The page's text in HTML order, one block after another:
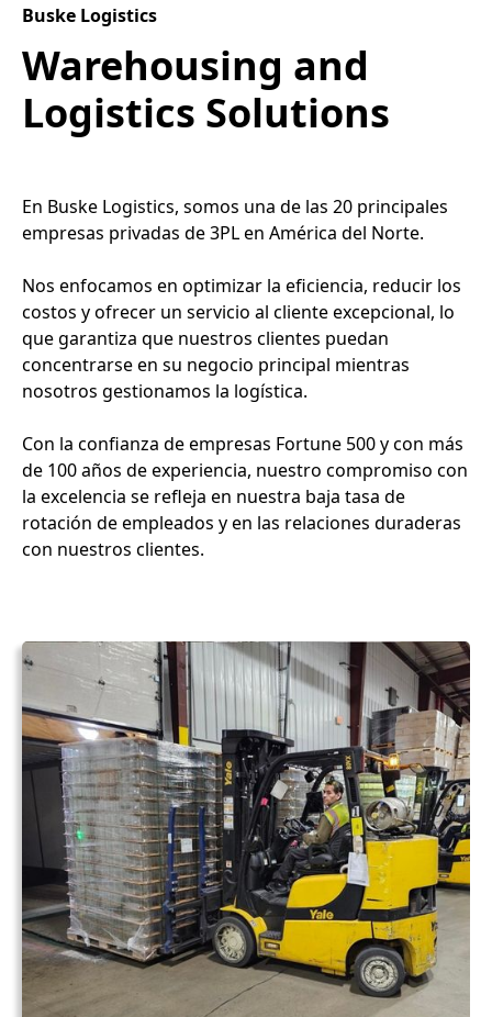
Buske Logistics
Warehousing and
Logistics Solutions
En Buske Logistics, somos una de las 20 principales
empresas privadas de 3PL en América del Norte.
Nos enfocamos en optimizar la eficiencia, reducir los
costos y ofrecer un servicio al cliente excepcional, lo
que garantiza que nuestros clientes puedan
concentrarse en su negocio principal mientras
nosotros gestionamos la logística.
Con la confianza de empresas Fortune 500 y con más
de 100 años de experiencia, nuestro compromiso con
la excelencia se refleja en nuestra baja tasa de
rotación de empleados y en las relaciones duraderas
con nuestros clientes.